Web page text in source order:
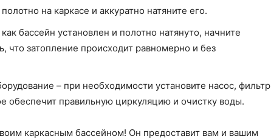
на каркасе и аккуратно натяните его.
бассейн установлен и полотно натянуто, начните
что затопление происходит равномерно и без
– при необходимости установите насос, фильтр
обеспечит правильную циркуляцию и очистку воды.
каркасным бассейном! Он предоставит вам и вашим